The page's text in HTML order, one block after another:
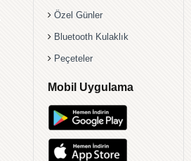
Özel Günler
Bluetooth Kulaklık
Peçeteler
Mobil Uygulama